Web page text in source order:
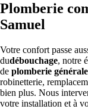
Plomberie
Samuel
Votre confort passe
dudébouchage, notre
de plomberie générale
robinetterie,
bien plus. Nous
votre installation et à